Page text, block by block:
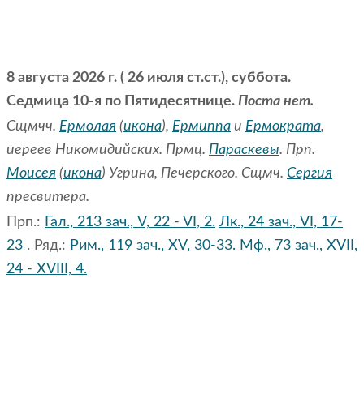
8 августа 2026 г. ( 26 июля ст.ст.), суббота.
Седмица 10-я по Пятидесятнице. Поста нет.
Сщмчч. Ермолая (икона), Ермиппа и Ермократа,
иереев Никомидийских. Прмц. Параскевы. Прп.
Моисея (икона) Угрина, Печерского. Сщмч. Сергия
пресвитера.
Прп.: Гал., 213 зач., V, 22 - VI, 2. Лк., 24 зач., VI, 17-
23 . Ряд.: Рим., 119 зач., XV, 30-33. Мф., 73 зач., XVII,
24 - XVIII, 4.